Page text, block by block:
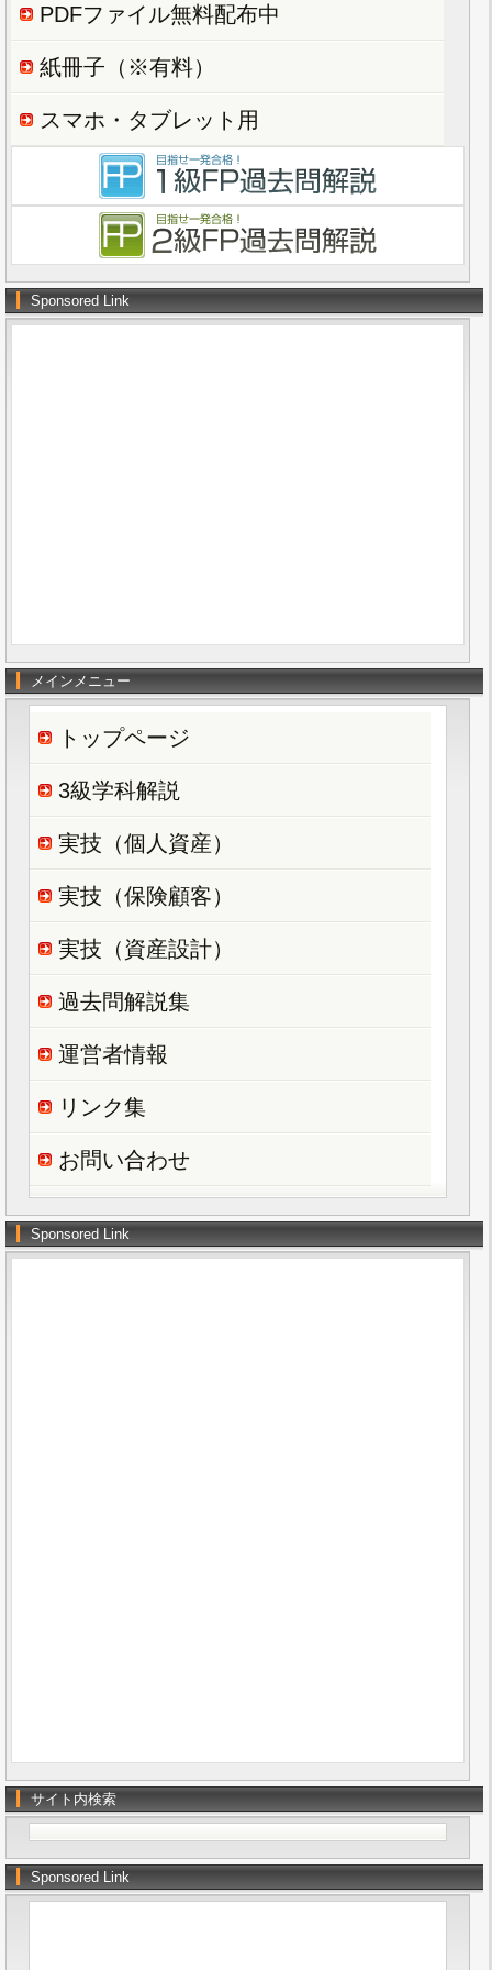
PDFファイル無料配布中
紙冊子（※有料）
スマホ・タブレット用
Sponsored Link
メインメニュー
トップページ
3級学科解説
実技（個人資産）
実技（保険顧客）
実技（資産設計）
過去問解説集
運営者情報
リンク集
お問い合わせ
Sponsored Link
サイト内検索
Sponsored Link